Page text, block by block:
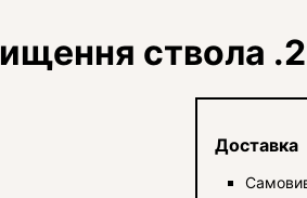
ствола
Доставка